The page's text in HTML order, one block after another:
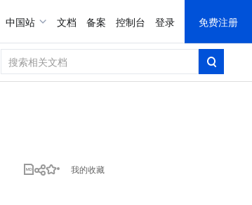
中国站 文档 备案 控制台 登录 免费注册
我的收藏